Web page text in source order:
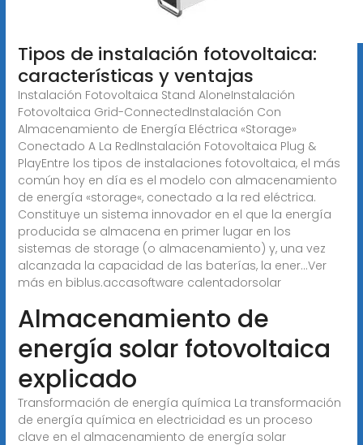
Tipos de instalación fotovoltaica:
características y ventajas
Instalación Fotovoltaica Stand AloneInstalación
Fotovoltaica Grid-ConnectedInstalación Con
Almacenamiento de Energía Eléctrica «Storage»
Conectado A La RedInstalación Fotovoltaica Plug &
PlayEntre los tipos de instalaciones fotovoltaica, el más
común hoy en día es el modelo con almacenamiento
de energía «storage«, conectado a la red eléctrica.
Constituye un sistema innovador en el que la energía
producida se almacena en primer lugar en los
sistemas de storage (o almacenamiento) y, una vez
alcanzada la capacidad de las baterías, la ener...Ver
más en biblus.accasoftware calentadorsolar
Almacenamiento de
energía solar fotovoltaica
explicado
Transformación de energía química La transformación
de energía química en electricidad es un proceso
clave en el almacenamiento de energía solar